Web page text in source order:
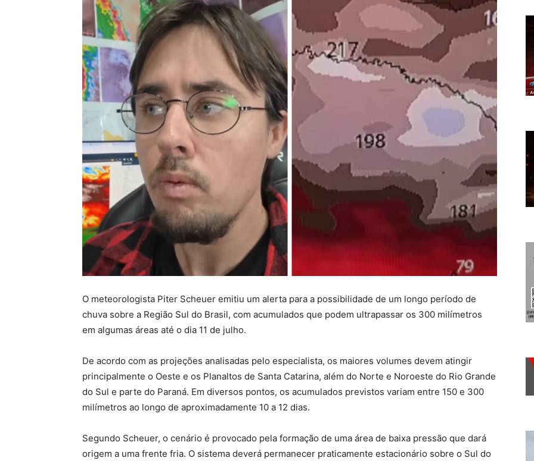
O meteorologista Piter Scheuer emitiu um alerta para a possibilidade de um longo período de
chuva sobre a Região Sul do Brasil, com acumulados que podem ultrapassar os 300 milímetros
em algumas áreas até o dia 11 de julho.
De acordo com as projeções analisadas pelo especialista, os maiores volumes devem atingir
principalmente o Oeste e os Planaltos de Santa Catarina, além do Norte e Noroeste do Rio Grande
do Sul e parte do Paraná. Em diversos pontos, os acumulados previstos variam entre 150 e 300
milímetros ao longo de aproximadamente 10 a 12 dias.
Segundo Scheuer, o cenário é provocado pela formação de uma área de baixa pressão que dará
origem a uma frente fria. O sistema deverá permanecer praticamente estacionário sobre o Sul do